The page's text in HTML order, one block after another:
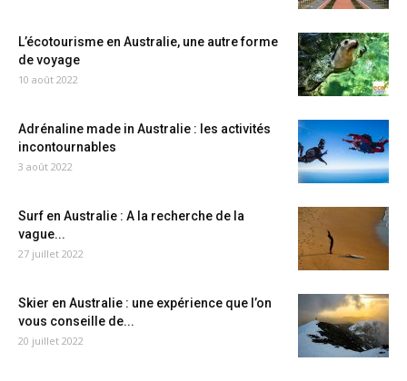
L’écotourisme en Australie, une autre forme
de voyage
10 août 2022
Adrénaline made in Australie : les activités
incontournables
3 août 2022
Surf en Australie : A la recherche de la
vague...
27 juillet 2022
Skier en Australie : une expérience que l’on
vous conseille de...
20 juillet 2022